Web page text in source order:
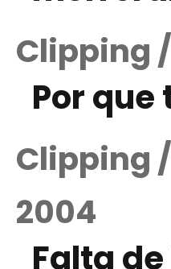
Clipping
Por
Clipping
2004
Falta